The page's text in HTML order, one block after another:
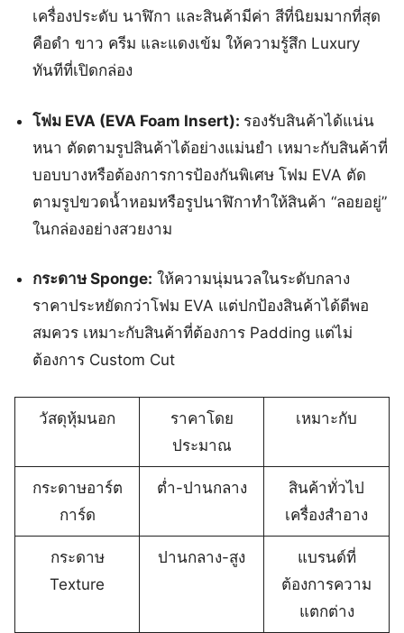
เครื่องประดับ นาฬิกา และสินค้ามีค่า สีที่นิยมมากที่สุด
คือดำ ขาว ครีม และแดงเข้ม ให้ความรู้สึก Luxury
ทันทีที่เปิดกล่อง
โฟม EVA (EVA Foam Insert): รองรับสินค้าได้แน่น
หนา ตัดตามรูปสินค้าได้อย่างแม่นยำ เหมาะกับสินค้าที่
บอบบางหรือต้องการการป้องกันพิเศษ โฟม EVA ตัด
ตามรูปขวดน้ำหอมหรือรูปนาฬิกาทำให้สินค้า “ลอยอยู่”
ในกล่องอย่างสวยงาม
กระดาษ Sponge: ให้ความนุ่มนวลในระดับกลาง
ราคาประหยัดกว่าโฟม EVA แต่ปกป้องสินค้าได้ดีพอ
สมควร เหมาะกับสินค้าที่ต้องการ Padding แต่ไม่
ต้องการ Custom Cut
วัสดุหุ้มนอก
ราคาโดย
ประมาณ
เหมาะกับ
กระดาษอาร์ต
การ์ด
ต่ำ-ปานกลาง
สินค้าทั่วไป
เครื่องสำอาง
กระดาษ
Texture
ปานกลาง-สูง
แบรนด์ที่
ต้องการความ
แตกต่าง